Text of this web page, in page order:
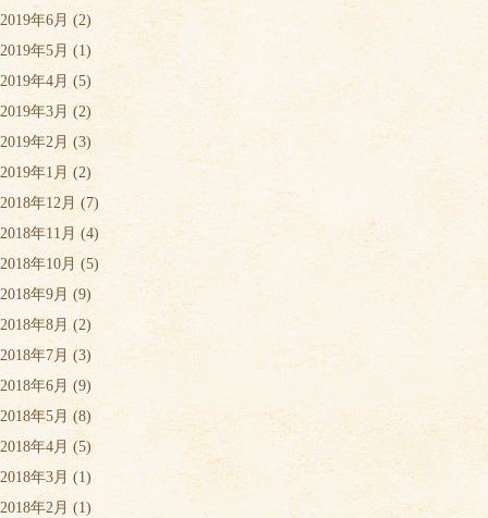
2019年6月 (2)
2019年5月 (1)
2019年4月(5)
2019年3月 (2)
2019年2月 (3)
2019年1月(2)
2018年12月 (7)
2018年11月 (4)
2018年10月 (5)
2018年9月 (9)
2018年8月 (2)
2018年7月 (3)
2018年6月 (9)
2018年5月 (8)
2018年4月 (5)
2018年3月 (1)
2018年2月 (1)